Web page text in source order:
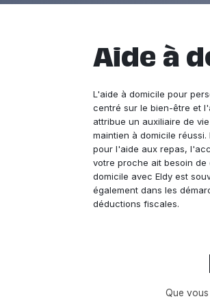
Aide à
L'aide à domicile pour
centré sur le bien-être et
attribue un auxiliaire de
maintien à domicile
pour l'aide aux repas,
votre proche ait besoin
domicile avec Eldy est
également dans les
déductions fiscales.
Que